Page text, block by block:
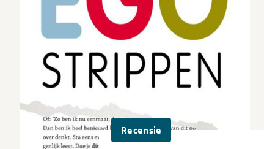
Recensie